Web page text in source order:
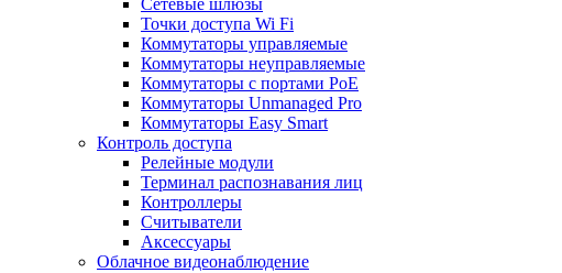
Сетевые шлюзы
Точки доступа Wi Fi
Коммутаторы управляемые
Коммутаторы неуправляемые
Коммутаторы с портами PoE
Коммутаторы Unmanaged Pro
Коммутаторы Easy Smart
Контроль доступа
Релейные модули
Терминал распознавания лиц
Контроллеры
Считыватели
Аксессуары
Облачное видеонаблюдение